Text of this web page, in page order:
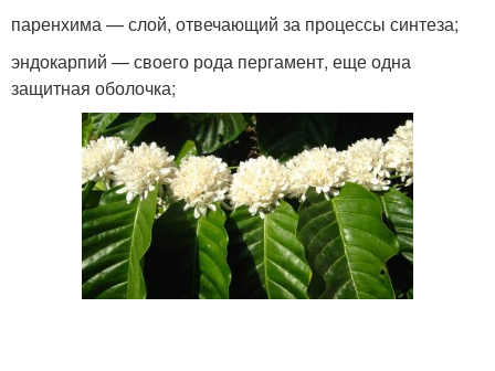
паренхима — слой, отвечающий за процессы синтеза;
эндокарпий — своего рода пергамент, еще одна
защитная оболочка;